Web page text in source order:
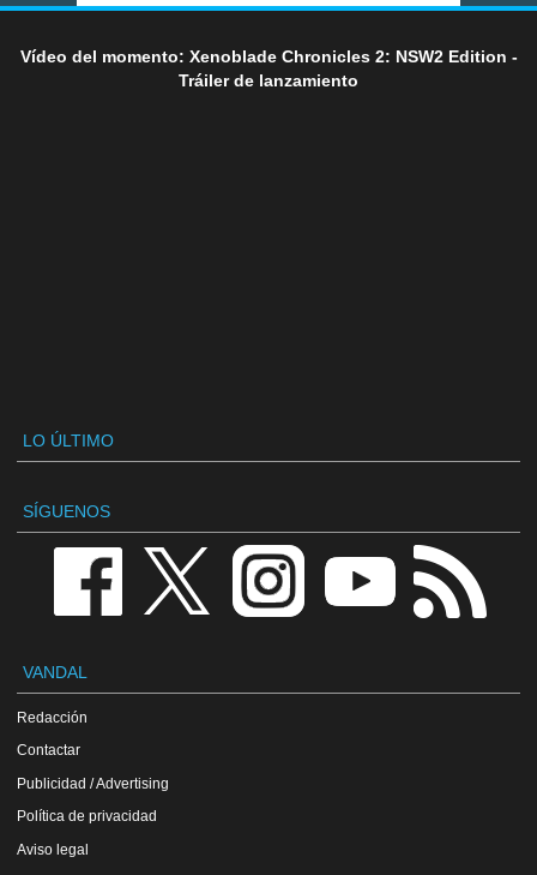
Vídeo del momento: Xenoblade Chronicles 2: NSW2 Edition -
Tráiler de lanzamiento
LO ÚLTIMO
SÍGUENOS
VANDAL
Redacción
Contactar
Publicidad / Advertising
Política de privacidad
Aviso legal